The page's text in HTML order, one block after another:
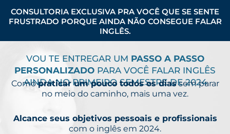
CONSULTORIA EXCLUSIVA PRA VOCÊ QUE SE SENTE
FRUSTRADO PORQUE AINDA NÃO CONSEGUE FALAR
INGLÊS.
VOU TE ENTREGAR UM PASSO A PASSO
PERSONALIZADO PARA VOCÊ FALAR INGLÊS
AINDA NO PRIMEIRO SEMESTRE DE 2024
Comopraticar um pouco todos os diassem parar
no meio do caminho, mais uma vez.
Alcance seus objetivos pessoais e profissionais
com o inglês em 2024.